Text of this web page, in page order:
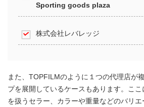
Sporting goods plaza
株式会社レバレッジ
また、TOPFILMのように１つの代理店が
プを展開しているケースもあります。こ
を扱うセラー、カラーや重量などのバリ